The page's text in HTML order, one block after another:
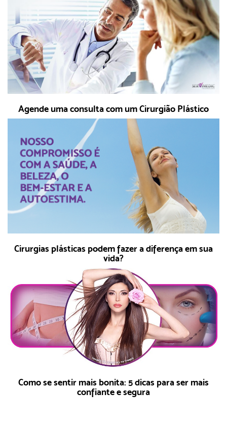
Agende uma consulta com um Cirurgião Plástico
Cirurgias plásticas podem fazer a diferença em sua
vida?
Como se sentir mais bonita: 5 dicas para ser mais
confiante e segura